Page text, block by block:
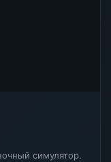
симулятор.